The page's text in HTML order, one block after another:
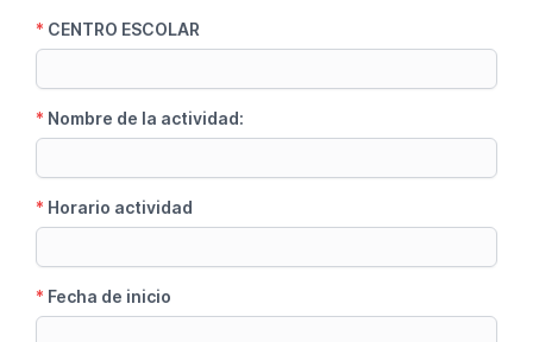
* CENTRO ESCOLAR
* Nombre de la actividad:
* Horario actividad
* Fecha de inicio